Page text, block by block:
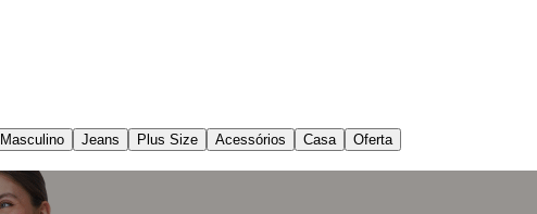
Masculino Jeans Plus Size Acessórios Casa Oferta